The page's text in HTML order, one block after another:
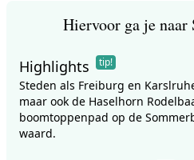
Hiervoor ga je naar
Highlights tip!
Steden als Freiburg en
maar ook de Haselhorn
boomtoppenpad op de
waard.